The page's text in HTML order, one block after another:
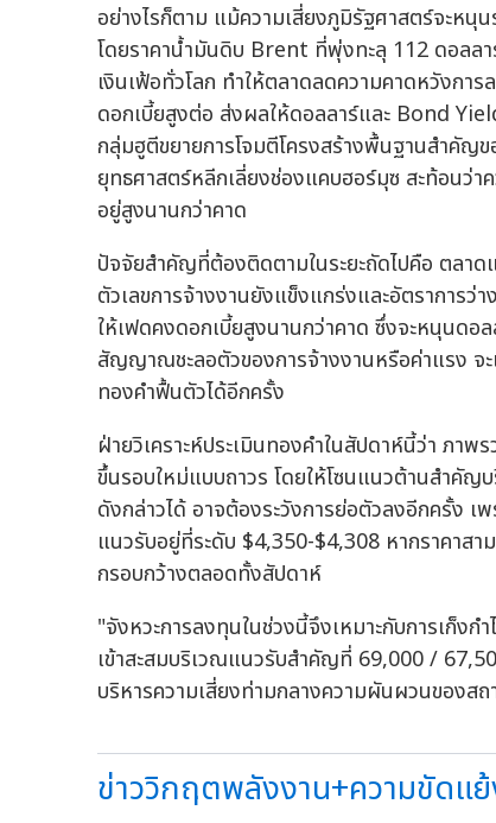
อย่างไรก็ตาม แม้ความเสี่ยงภูมิรัฐศาสตร์จะห
โดยราคาน้ำมันดิบ Brent ที่พุ่งทะลุ 112 ดอลลา
เงินเฟ้อทั่วโลก ทำให้ตลาดลดความคาดหวังกา
ดอกเบี้ยสูงต่อ ส่งผลให้ดอลลาร์และ Bond
กลุ่มฮูตีขยายการโจมตีโครงสร้างพื้นฐานสำคัญ
ยุทธศาสตร์หลีกเลี่ยงช่องแคบฮอร์มุซ สะท้อนว่า
อยู่สูงนานกว่าคาด
ปัจจัยสำคัญที่ต้องติดตามในระยะถัดไปคือ ตลาด
ตัวเลขการจ้างงานยังแข็งแกร่งและอัตราการว่
ให้เฟดคงดอกเบี้ยสูงนานกว่าคาด ซึ่งจะหนุนดอ
สัญญาณชะลอตัวของการจ้างงานหรือค่าแรง จ
ทองคำฟื้นตัวได้อีกครั้ง
ฝ่ายวิเคราะห์ประเมินทองคำในสัปดาห์นี้ว่า ภาพ
ขึ้นรอบใหม่แบบถาวร โดยให้โซนแนวต้านสำคัญ
ดังกล่าวได้ อาจต้องระวังการย่อตัวลงอีกครั้ง
แนวรับอยู่ที่ระดับ $4,350-$4,308 หากราคาสา
กรอบกว้างตลอดทั้งสัปดาห์
"จังหวะการลงทุนในช่วงนี้จึงเหมาะกับการเก็ง
เข้าสะสมบริเวณแนวรับสำคัญที่ 69,000 /
บริหารความเสี่ยงท่ามกลางความผันผวนของส
ข่าววิกฤตพลังงาน+ความขัดแ